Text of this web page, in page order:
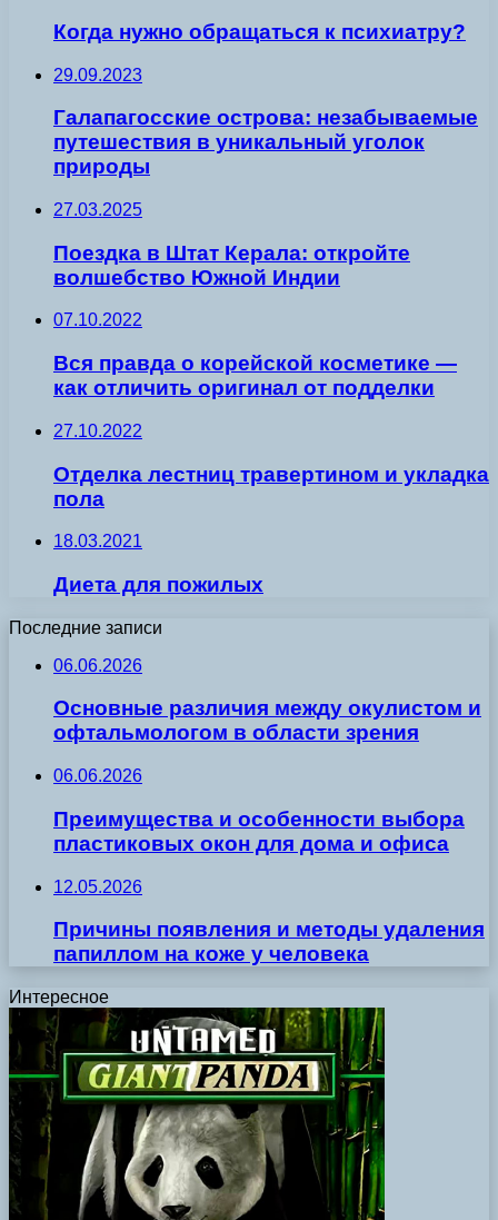
Когда нужно обращаться к психиатру?
29.09.2023
Галапагосские острова: незабываемые
путешествия в уникальный уголок
природы
27.03.2025
Поездка в Штат Керала: откройте
волшебство Южной Индии
07.10.2022
Вся правда о корейской косметике —
как отличить оригинал от подделки
27.10.2022
Отделка лестниц травертином и укладка
пола
18.03.2021
Диета для пожилых
Последние записи
06.06.2026
Основные различия между окулистом и
офтальмологом в области зрения
06.06.2026
Преимущества и особенности выбора
пластиковых окон для дома и офиса
12.05.2026
Причины появления и методы удаления
папиллом на коже у человека
Интересное